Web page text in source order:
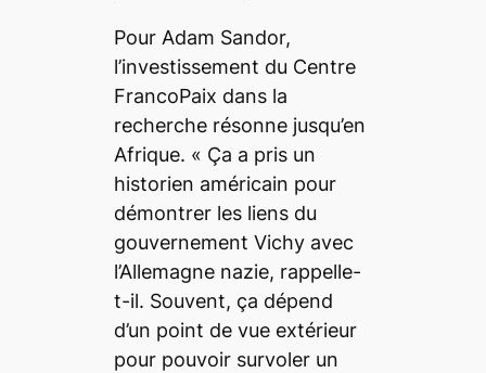
Pour Adam Sandor,
l’investissement du Centre
FrancoPaix dans la
recherche résonne jusqu’en
Afrique. « Ça a pris un
historien américain pour
démontrer les liens du
gouvernement Vichy avec
l’Allemagne nazie, rappelle-
t-il. Souvent, ça dépend
d’un point de vue extérieur
pour pouvoir survoler un